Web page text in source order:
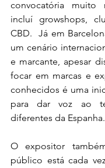
convocatória muito
incluí growshops,
CBD.  Já em
um cenário
e marcante, apesar
focar em marcas e
conhecidos é uma
para dar voz ao
diferentes da Espanha.
O expositor
público está cada